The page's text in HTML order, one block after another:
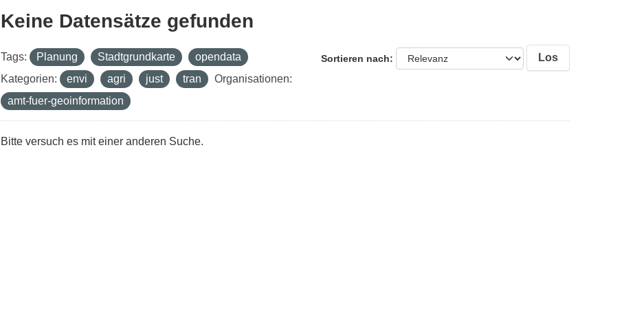
Keine Datensätze gefunden
Sortieren nach Los
Tags: Planung Stadtgrundkarte
opendata
Kategorien:
envi agri just tran
Organisationen:
amt-fuer-geoinformation
Bitte versuch es mit einer anderen Suche.